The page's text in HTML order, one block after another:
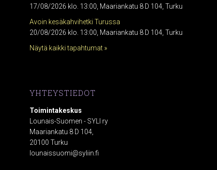
17/08/2026 klo. 13:00, Maariankatu 8 D 104, Turku
Avoin kesäkahvihetki Turussa
20/08/2026 klo. 13:00, Maariankatu 8 D 104, Turku
Näytä kaikki tapahtumat »
YHTEYSTIEDOT
Toimintakeskus
Lounais-Suomen - SYLI ry
Maariankatu 8 D 104,
20100 Turku
lounaissuomi@syliin.fi